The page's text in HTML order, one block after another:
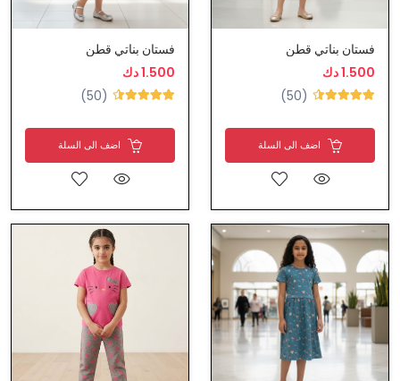
فستان بناتي قطن
1.500 دك
(50)
اضف الى السلة
فستان بناتي قطن
1.500 دك
(50)
اضف الى السلة